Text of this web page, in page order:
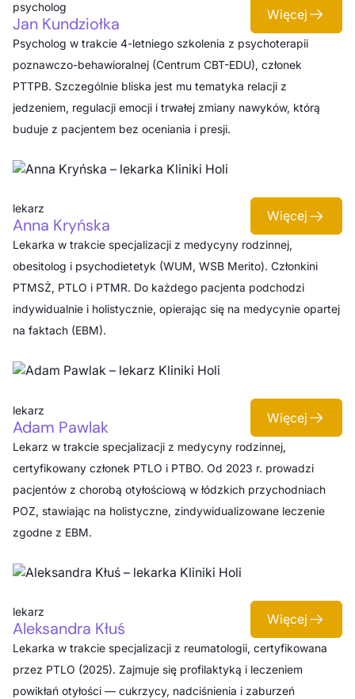
Jan Kundziołka
psycholog Więcej
Psycholog w trakcie 4-letniego szkolenia z psychoterapii
poznawczo-behawioralnej (Centrum CBT-EDU), członek
PTTPB. Szczególnie bliska jest mu tematyka relacji z
jedzeniem, regulacji emocji i trwałej zmiany nawyków, którą
buduje z pacjentem bez oceniania i presji.
Anna Kryńska
lekarz Więcej
Lekarka w trakcie specjalizacji z medycyny rodzinnej,
obesitolog i psychodietetyk (WUM, WSB Merito). Członkini
PTMSŻ, PTLO i PTMR. Do każdego pacjenta podchodzi
indywidualnie i holistycznie, opierając się na medycynie opartej
na faktach (EBM).
Adam Pawlak
lekarz Więcej
Lekarz w trakcie specjalizacji z medycyny rodzinnej,
certyfikowany członek PTLO i PTBO. Od 2023 r. prowadzi
pacjentów z chorobą otyłościową w łódzkich przychodniach
POZ, stawiając na holistyczne, zindywidualizowane leczenie
zgodne z EBM.
Aleksandra Kłuś
lekarz Więcej
Lekarka w trakcie specjalizacji z reumatologii, certyfikowana
przez PTLO (2025). Zajmuje się profilaktyką i leczeniem
powikłań otyłości — cukrzycy, nadciśnienia i zaburzeń